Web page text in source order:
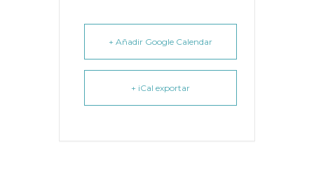
+ Añadir Google Calendar
+ iCal exportar